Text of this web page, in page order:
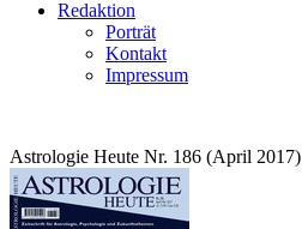
Redaktion
Porträt
Kontakt
Impressum
Astrologie Heute Nr. 186 (April 2017)